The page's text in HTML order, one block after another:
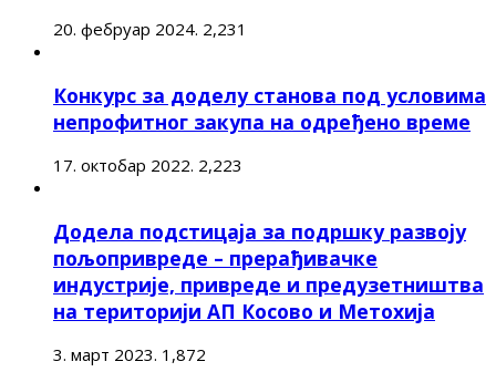
20. фебруар 2024. 2,231
Конкурс за доделу станова под условима
непрофитног закупа на одређено време
17. октобар 2022. 2,223
Додела подстицаја за подршку развоју
пољопривреде – прерађивачке
индустрије, привреде и предузетништва
на територији АП Косово и Метохија
3. март 2023. 1,872